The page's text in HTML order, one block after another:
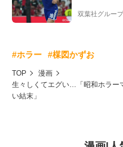
友夫妻も
双葉社グルー
#ホラー #楳図かずお
TOP
漫画
生々しくてエグい…「昭和ホラー
い結末」